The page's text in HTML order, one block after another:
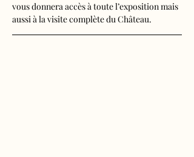
vous donnera accès à toute l’exposition mais
aussi à la visite complète du Château.